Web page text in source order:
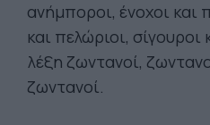
ανήμποροι, ένοχοι και
και πελώριοι, σίγουροι
λέξη ζωντανοί,
ζωντανοί.